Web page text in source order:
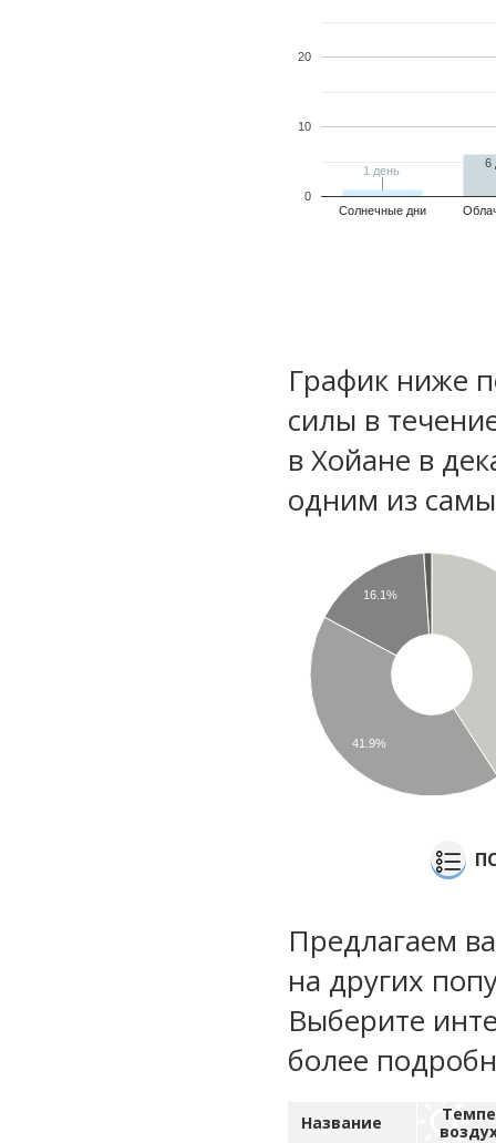
Солнечные дни
0
10
20
1 день
1 день
6
График ниже
силы в
в Хойане в
одним из
16.1%
41.9%
Предлагаем
на других
Выберите
более
Название